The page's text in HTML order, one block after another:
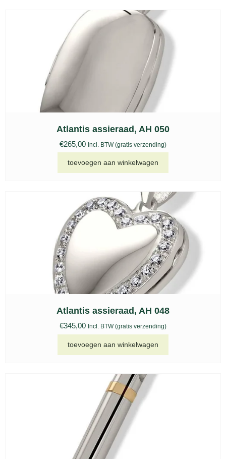
Atlantis assieraad, AH 050
€265,00 Incl. BTW (gratis verzending)
toevoegen aan winkelwagen
Atlantis assieraad, AH 048
€345,00 Incl. BTW (gratis verzending)
toevoegen aan winkelwagen